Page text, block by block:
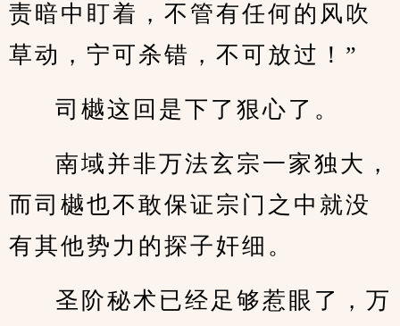
责暗中盯着，不管有任何的风吹
草动，宁可杀错，不可放过！”
司樾这回是下了狠心了。
南域并非万法玄宗一家独大，
而司樾也不敢保证宗门之中就没
有其他势力的探子奸细。
圣阶秘术已经足够惹眼了，万